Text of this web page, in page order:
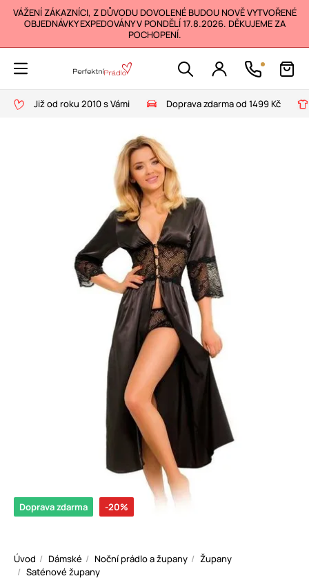
VÁŽENÍ ZÁKAZNÍCI, Z DŮVODU DOVOLENÉ BUDOU NOVĚ VYTVOŘENÉ
OBJEDNÁVKY EXPEDOVÁNY V PONDĚLÍ 17.8.2026. DĚKUJEME ZA
POCHOPENÍ.
Již od roku 2010 s Vámi Doprava zdarma od 1499 Kč
Doprava zdarma -20%
Úvod Dámské Noční prádlo a župany
Župany
Saténové župany